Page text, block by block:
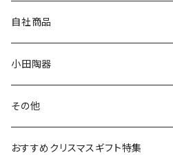
プレート
ボウル
ガラスウェア
カトラリー
80th記念アイテム
リトルミイの日記念アイテム
MOOMIN ANIMATION
スヌーピー
ピーターラビット
ポケットモンスター
LA AMYS(エミーズ)
LISA LARSON(リサラーソン)
LAURA ASHLEY(ローラ アシュレイ)
Finlayson(フィンレイソン)
自社商品
ねこ企画
Cecera(セセラ)
CELEC(セレック)
小田陶器
さざなみ
吉祥
その他
リサイクル食器
おすすめクリスマスギフト特集